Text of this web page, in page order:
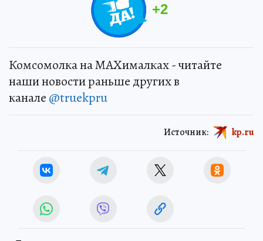
+2
Комсомолка на MAXималках - читайте
наши новости раньше других в
канале @truekpru
Источник: kp.ru